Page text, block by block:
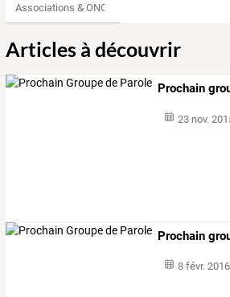
Associations & ONG
Articles à découvrir
Prochain
23 nov.
Prochain
8 févr. 2016